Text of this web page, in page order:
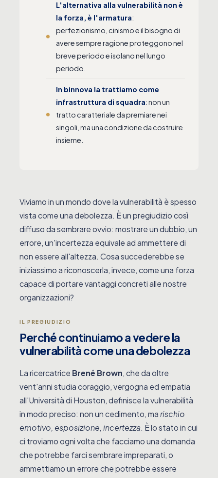
L'alternativa alla vulnerabilità non è
la forza, è l'armatura:
perfezionismo, cinismo e il bisogno di
avere sempre ragione proteggono nel
breve periodo e isolano nel lungo
periodo.
In binnova la trattiamo come
infrastruttura di squadra: non un
tratto caratteriale da premiare nei
singoli, ma una condizione da costruire
insieme.
Viviamo in un mondo dove la vulnerabilità è spesso
vista come una debolezza. È un pregiudizio così
diffuso da sembrare ovvio: mostrare un dubbio, un
errore, un'incertezza equivale ad ammettere di
non essere all'altezza. Cosa succederebbe se
iniziassimo a riconoscerla, invece, come una forza
capace di portare vantaggi concreti alle nostre
organizzazioni?
IL PREGIUDIZIO
Perché continuiamo a vedere la
vulnerabilità come una debolezza
La ricercatrice Brené Brown, che da oltre
vent'anni studia coraggio, vergogna ed empatia
all'Università di Houston, definisce la vulnerabilità
in modo preciso: non un cedimento, marischio
emotivo, esposizione, incertezza. È lo stato in cui
ci troviamo ogni volta che facciamo una domanda
che potrebbe farci sembrare impreparati, o
ammettiamo un errore che potrebbe essere